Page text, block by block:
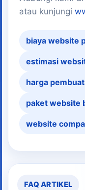
atau kunjungi
biaya website
estimasi
harga
paket website
website
FAQ ARTIKEL